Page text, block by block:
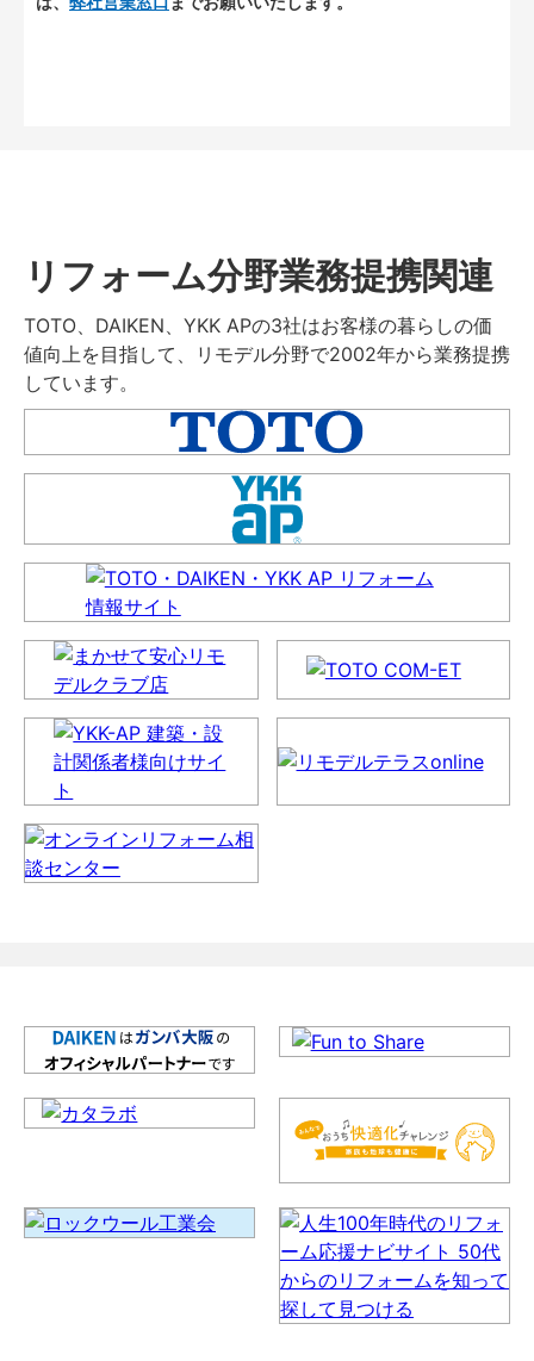
リフォーム分野業務提携関連
TOTO、DAIKEN、YKK APの3社はお客様の暮らしの価
値向上を目指して、リモデル分野で2002年から業務提携
しています。